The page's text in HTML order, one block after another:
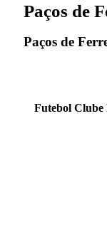
Paços de
Paços de
Futebol Clube